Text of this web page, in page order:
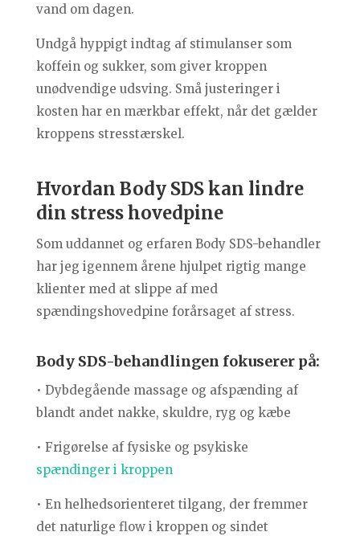
vand om dagen.
Undgå hyppigt indtag af stimulanser som
koffein og sukker, som giver kroppen
unødvendige udsving. Små justeringer i
kosten har en mærkbar effekt, når det gælder
kroppens stresstærskel.
Hvordan Body SDS kan lindre
din stress hovedpine
Som uddannet og erfaren Body SDS-behandler
har jeg igennem årene hjulpet rigtig mange
klienter med at slippe af med
spændingshovedpine forårsaget af stress.
Body SDS-behandlingen fokuserer på:
• Dybdegående massage og afspænding af
blandt andet nakke, skuldre, ryg og kæbe
• Frigørelse af fysiske og psykiske
spændinger i kroppen
• En helhedsorienteret tilgang, der fremmer
det naturlige flow i kroppen og sindet